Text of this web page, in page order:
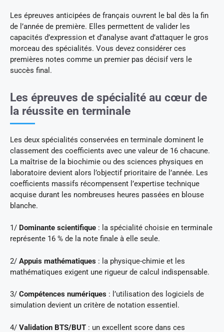
Les épreuves anticipées de français ouvrent le bal dès la fin
de l’année de première. Elles permettent de valider les
capacités d’expression et d’analyse avant d’attaquer le gros
morceau des spécialités. Vous devez considérer ces
premières notes comme un premier pas décisif vers le
succès final.
Les épreuves de spécialité au cœur de
la réussite en terminale
Les deux spécialités conservées en terminale dominent le
classement des coefficients avec une valeur de 16 chacune.
La maîtrise de la biochimie ou des sciences physiques en
laboratoire devient alors l’objectif prioritaire de l’année. Les
coefficients massifs récompensent l’expertise technique
acquise durant les nombreuses heures passées en blouse
blanche.
1/ Dominante scientifique : la spécialité choisie en terminale
représente 16 % de la note finale à elle seule.
2/ Appuis mathématiques : la physique-chimie et les
mathématiques exigent une rigueur de calcul indispensable.
3/ Compétences numériques : l’utilisation des logiciels de
simulation devient un critère de notation essentiel.
4/ Validation BTS/BUT : un excellent score dans ces